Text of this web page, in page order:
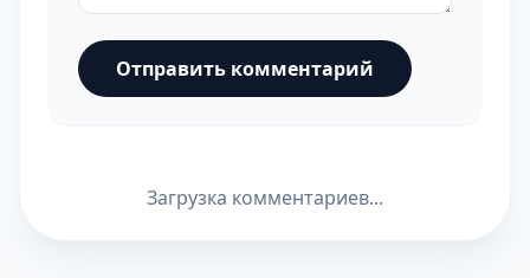
Отправить комментарий
Загрузка комментариев...